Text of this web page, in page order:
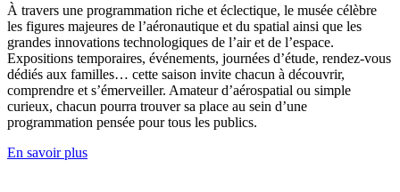
À travers une programmation riche et éclectique, le musée célèbre
les figures majeures de l’aéronautique et du spatial ainsi que les
grandes innovations technologiques de l’air et de l’espace.
Expositions temporaires, événements, journées d’étude, rendez-vous
dédiés aux familles… cette saison invite chacun à découvrir,
comprendre et s’émerveiller. Amateur d’aérospatial ou simple
curieux, chacun pourra trouver sa place au sein d’une
programmation pensée pour tous les publics.
En savoir plus